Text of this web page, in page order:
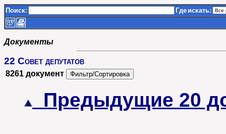
Поиск: Где искать:
Документы
22 Совет депутатов
8261 документ
Предыдущие 20